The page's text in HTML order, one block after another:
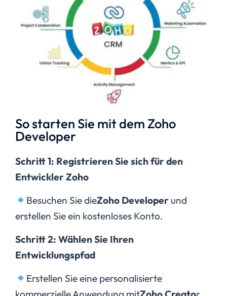
So starten Sie mit dem Zoho
Developer
Schritt 1: Registrieren Sie sich für den
Entwickler Zoho
Besuchen Sie dieZoho Developerund
erstellen Sie ein kostenloses Konto.
Schritt 2: Wählen Sie Ihren
Entwicklungspfad
Erstellen Sie eine personalisierte